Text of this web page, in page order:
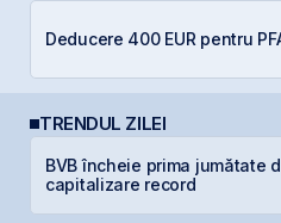
Deducere 400 EUR pentru
TRENDUL ZILEI
BVB încheie prima jumătate
capitalizare record